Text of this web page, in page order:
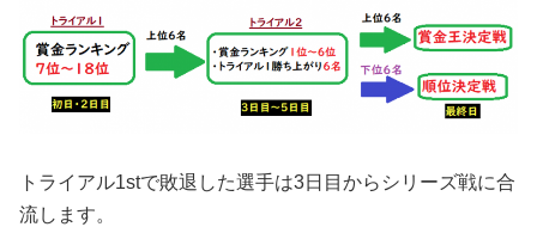
トライアル1stで敗退した選手は3日目からシリーズ戦に合
流します。